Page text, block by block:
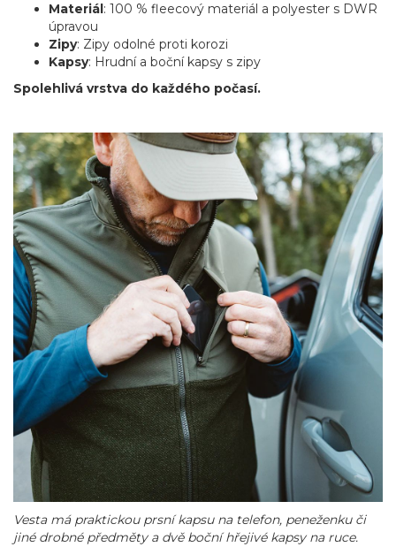
Materiál: 100 % fleecový materiál a polyester s DWR
úpravou
Zipy: Zipy odolné proti korozi
Kapsy: Hrudní a boční kapsy s zipy
Spolehlivá vrstva do každého počasí.
Vesta má praktickou prsní kapsu na telefon, peneženku či
jiné drobné předměty a dvě boční hřejivé kapsy na ruce.